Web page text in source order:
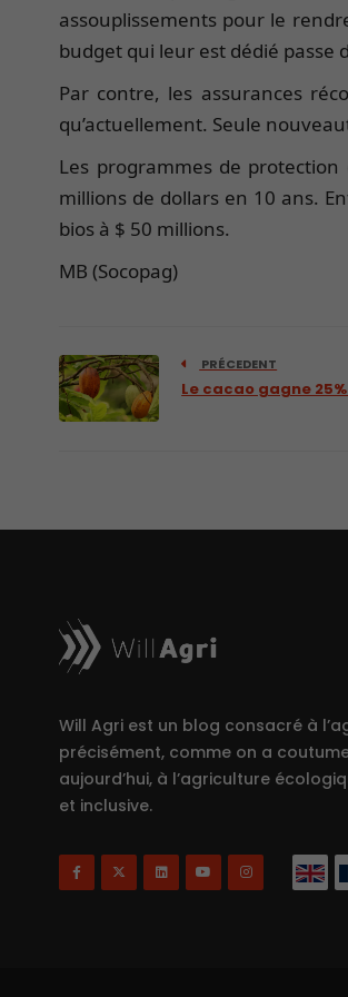
assouplissements pour le
budget qui leur est dédié passe
Par contre, les assurances
qu’actuellement. Seule
Les programmes de
millions de dollars en 10 ans.
bios à $ 50 millions.
MB (Socopag)
PRÉCEDENT
Le cacao gagne 25%
Will Agri est un blog consacré à
précisément, comme on a
aujourd’hui, à l’agriculture
et inclusive.